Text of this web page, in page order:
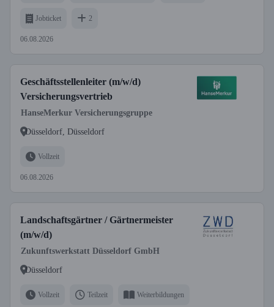
Jobticket 2
06.08.2026
Geschäftsstellenleiter (m/w/d)
Versicherungsvertrieb
HanseMerkur Versicherungsgruppe
Düsseldorf, Düsseldorf
Vollzeit
06.08.2026
Landschaftsgärtner / Gärtnermeister
(m/w/d)
Zukunftswerkstatt Düsseldorf GmbH
Düsseldorf
Vollzeit Teilzeit Weiterbildungen